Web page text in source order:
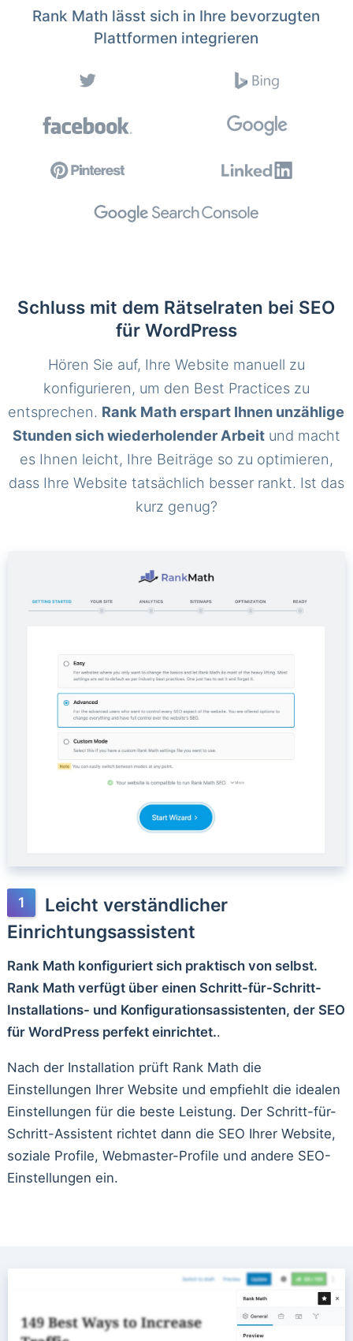
Rank Math lässt sich in Ihre bevorzugten
Plattformen integrieren
Schluss mit dem Rätselraten bei SEO
für WordPress
Hören Sie auf, Ihre Website manuell zu
konfigurieren, um den Best Practices zu
entsprechen. Rank Math erspart Ihnen unzählige
Stunden sich wiederholender Arbeitund macht
es Ihnen leicht, Ihre Beiträge so zu optimieren,
dass Ihre Website tatsächlich besser rankt. Ist das
kurz genug?
Leicht verständlicher
Einrichtungsassistent
Rank Math konfiguriert sich praktisch von selbst.
Rank Math verfügt über einen Schritt-für-Schritt-
Installations- und Konfigurationsassistenten, der SEO
für WordPress perfekt einrichtet..
Nach der Installation prüft Rank Math die
Einstellungen Ihrer Website und empfiehlt die idealen
Einstellungen für die beste Leistung. Der Schritt-für-
Schritt-Assistent richtet dann die SEO Ihrer Website,
soziale Profile, Webmaster-Profile und andere SEO-
Einstellungen ein.